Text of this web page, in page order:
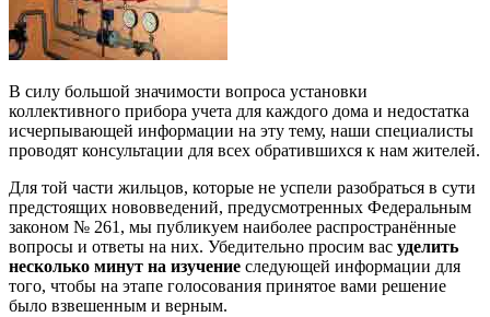
В силу большой значимости вопроса установки
коллективного прибора учета для каждого дома и недостатка
исчерпывающей информации на эту тему, наши специалисты
проводят консультации для всех обратившихся к нам жителей.
Для той части жильцов, которые не успели разобраться в сути
предстоящих нововведений, предусмотренных Федеральным
законом № 261, мы публикуем наиболее распространённые
вопросы и ответы на них. Убедительно просим вас уделить
несколько минут на изучение следующей информации для
того, чтобы на этапе голосования принятое вами решение
было взвешенным и верным.